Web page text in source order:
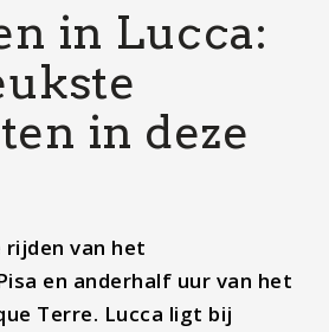
in Lucca:
in deze
van het
en anderhalf uur van het
Terre. Lucca ligt bij